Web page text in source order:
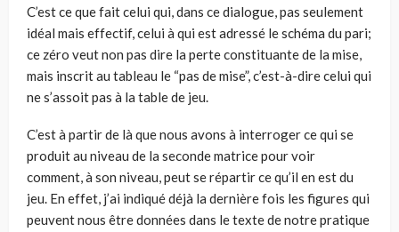
C’est ce que fait celui qui, dans ce dialogue, pas seulement
idéal mais effectif, celui à qui est adressé le schéma du pari;
ce zéro veut non pas dire la perte constituante de la mise,
mais inscrit au tableau le “pas de mise”, c’est-à-dire celui qui
ne s’assoit pas à la table de jeu.
C’est à partir de là que nous avons à interroger ce qui se
produit au niveau de la seconde matrice pour voir
comment, à son niveau, peut se répartir ce qu’il en est du
jeu. En effet, j’ai indiqué déjà la dernière fois les figures qui
peuvent nous être données dans le texte de notre pratique